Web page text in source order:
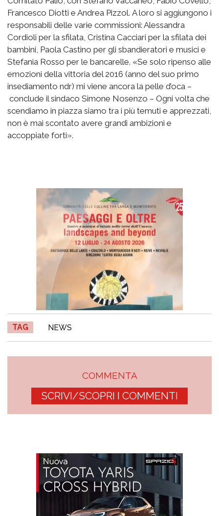
Francesco Diotti e Andrea Pizzol. A loro si aggiungono i
responsabili delle varie commissioni: Alessandra
Cordioli per la sfilata, Cristina Cacciari per la sfilata dei
bambini, Paola Castino per gli sbandieratori e musici e
Stefania Rosso per le bancarelle. «Se solo ripenso alle
emozioni della vittoria del 2016 (anno del suo primo
insediamento ndr) mi viene ancora la pelle d’oca –
conclude il sindaco Simone Nosenzo – Ogni volta che
scendiamo in piazza siamo tra i più temuti e apprezzati,
non è mai scontato avere grandi ambizioni e
accoppiate forti».
TAG NEWS
COMMENTA
SCRIVI/SCOPRI I COMMENTI